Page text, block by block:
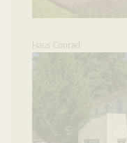
Haus Conrad